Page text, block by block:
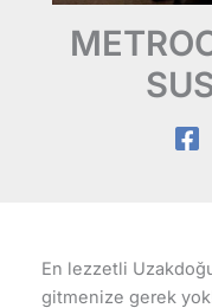
En lezzetli
gitmenize gerek